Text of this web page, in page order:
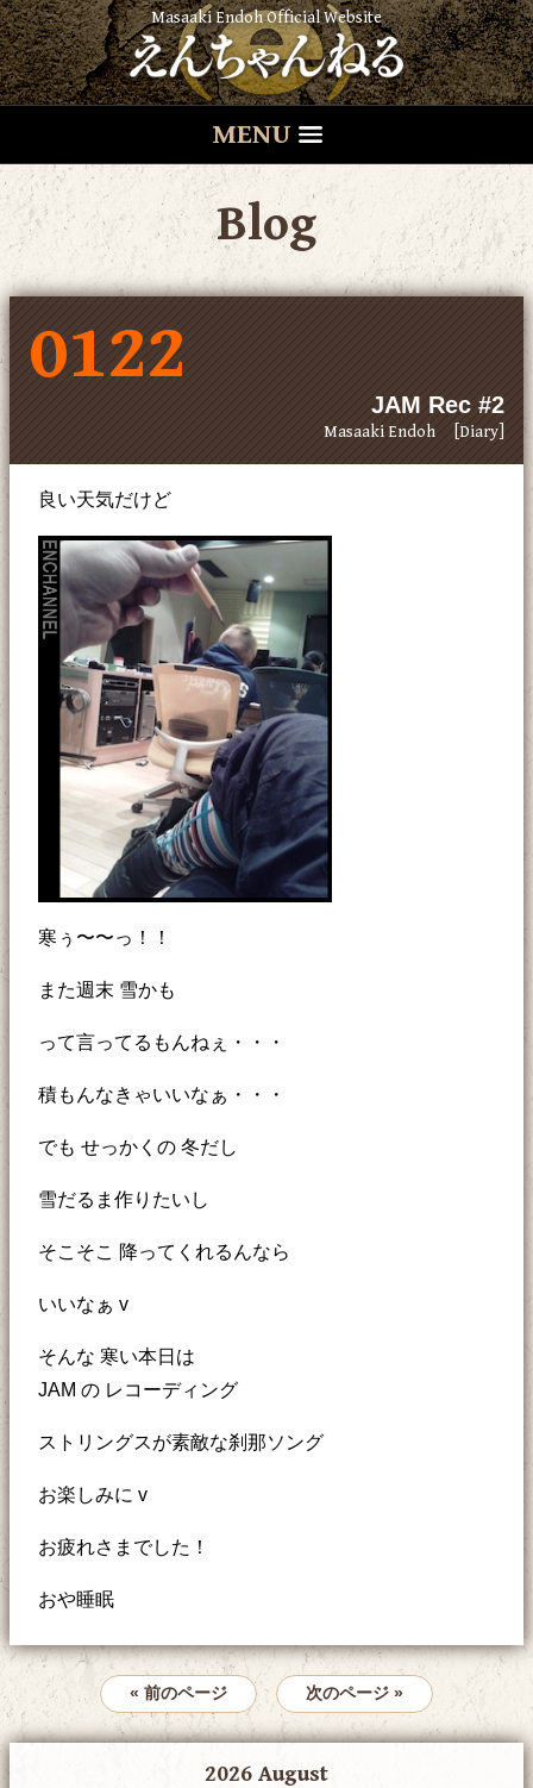
Masaaki Endoh Official Website
MENU
Blog
0122
JAM Rec #2
Masaaki Endoh [Diary]
良い天気だけど
寒ぅ〜〜っ！！
また週末 雪かも
って言ってるもんねぇ・・・
積もんなきゃいいなぁ・・・
でも せっかくの 冬だし
雪だるま作りたいし
そこそこ 降ってくれるんなら
いいなぁ v
そんな 寒い本日は
JAM の レコーディング
ストリングスが素敵な刹那ソング
お楽しみに v
お疲れさまでした！
おや睡眠
« 前のページ 次のページ »
2026 August